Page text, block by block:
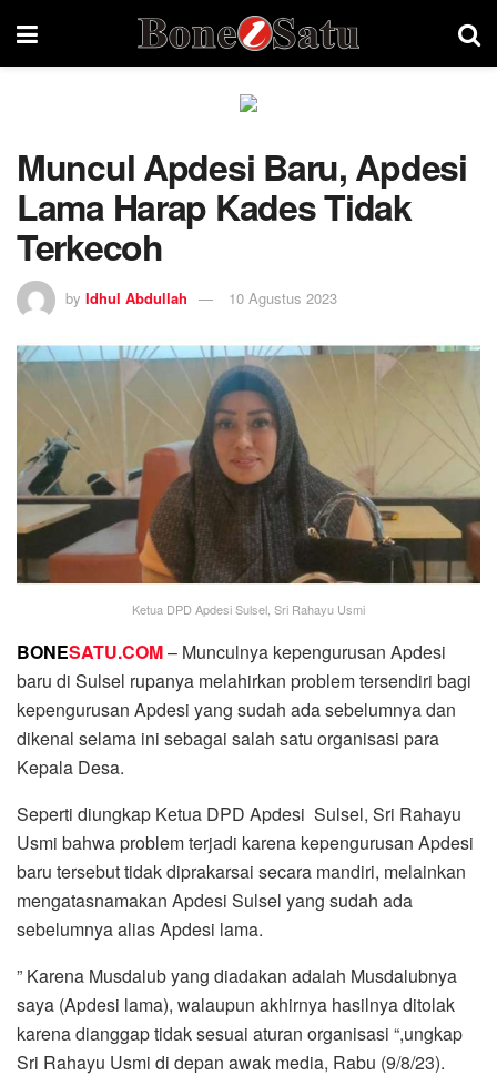
Muncul Apdesi Baru, Apdesi
Lama Harap Kades Tidak
Terkecoh
by Idhul Abdullah 10 Agustus 2023
Ketua DPD Apdesi Sulsel, Sri Rahayu Usmi
BONESATU.COM– Munculnya kepengurusan Apdesi
baru di Sulsel rupanya melahirkan problem tersendiri bagi
kepengurusan Apdesi yang sudah ada sebelumnya dan
dikenal selama ini sebagai salah satu organisasi para
Kepala Desa.
Seperti diungkap Ketua DPD Apdesi Sulsel, Sri Rahayu
Usmi bahwa problem terjadi karena kepengurusan Apdesi
baru tersebut tidak diprakarsai secara mandiri, melainkan
mengatasnamakan Apdesi Sulsel yang sudah ada
sebelumnya alias Apdesi lama.
” Karena Musdalub yang diadakan adalah Musdalubnya
saya (Apdesi lama), walaupun akhirnya hasilnya ditolak
karena dianggap tidak sesuai aturan organisasi “,ungkap
Sri Rahayu Usmi di depan awak media, Rabu (9/8/23).